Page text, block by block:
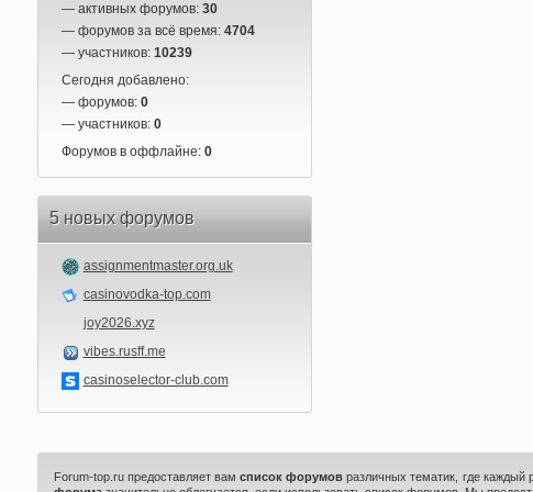
— активных форумов: 30
— форумов за всё время: 4704
— участников: 10239
Сегодня добавлено:
— форумов: 0
— участников: 0
Форумов в оффлайне: 0
5 новых форумов
assignmentmaster.org.uk
casinovodka-top.com
joy2026.xyz
vibes.rusff.me
casinoselector-club.com
Forum-top.ru предоставляет вамсписок форумов различных тематик, где